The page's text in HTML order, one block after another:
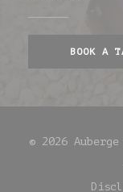
BOOK A
© 2026